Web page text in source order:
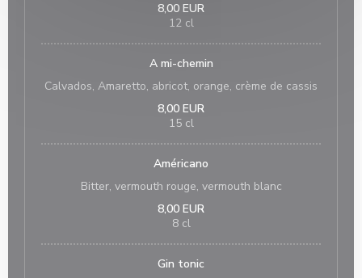
8,00 EUR
12 cl
A mi-chemin
Calvados, Amaretto, abricot, orange, crème de cassis
8,00 EUR
15 cl
Américano
Bitter, vermouth rouge, vermouth blanc
8,00 EUR
8 cl
Gin tonic